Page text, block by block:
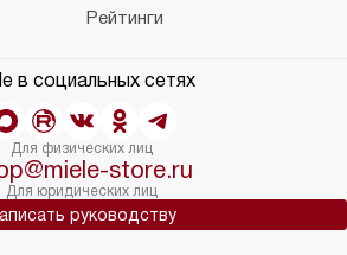
Рейтинги
в социальных сетях
Для физических лиц
store.ru
Для юридических лиц
руководству